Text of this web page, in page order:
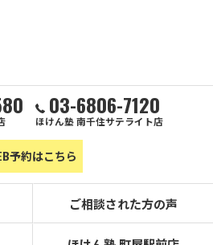
03-6806-7120
ほけん塾 南千住サテライト店
予約はこちら
ご相談された方の声